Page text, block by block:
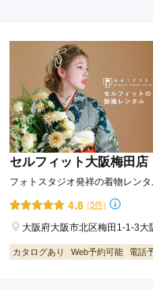
セルフィット大阪梅田店
フォトスタジオ発祥の着物レンタ
4.8 (5件)
大阪府大阪市北区梅田1-1-3大
カタログあり Web予約可能 電話